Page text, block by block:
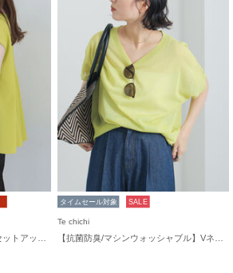
タイムセール対象 SALE
Te chichi